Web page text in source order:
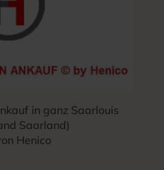
in ganz Saarlouis
Saarland)
Henico